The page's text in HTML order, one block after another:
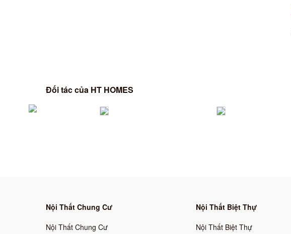
Đối tác của HT HOMES
Nội Thất Chung Cư
Nội Thất Chung Cư
Nội Thất Biệt Thự
Nội Thất Biệt Thự